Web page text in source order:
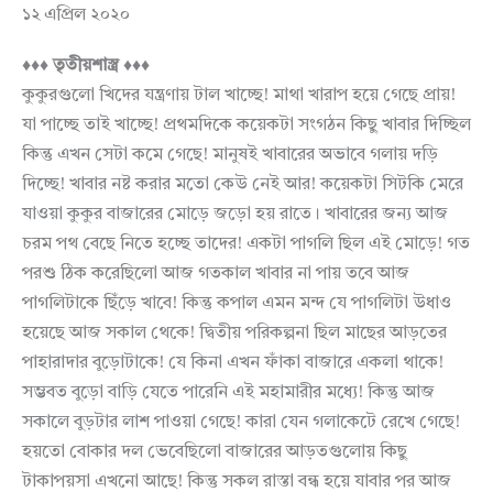
১২ এপ্রিল ২০২০
♦♦♦ তৃতীয়শাস্ত্র ♦♦♦
কুকুরগুলো খিদের যন্ত্রণায় টাল খাচ্ছে! মাথা খারাপ হয়ে গেছে প্রায়!
যা পাচ্ছে তাই খাচ্ছে! প্রথমদিকে কয়েকটা সংগঠন কিছু খাবার দিচ্ছিল
কিন্তু এখন সেটা কমে গেছে! মানুষই খাবারের অভাবে গলায় দড়ি
দিচ্ছে! খাবার নষ্ট করার মতো কেউ নেই আর! কয়েকটা সিটকি মেরে
যাওয়া কুকুর বাজারের মোড়ে জড়ো হয় রাতে। খাবারের জন্য আজ
চরম পথ বেছে নিতে হচ্ছে তাদের! একটা পাগলি ছিল এই মোড়ে! গত
পরশু ঠিক করেছিলো আজ গতকাল খাবার না পায় তবে আজ
পাগলিটাকে ছিঁড়ে খাবে! কিন্তু কপাল এমন মন্দ যে পাগলিটা উধাও
হয়েছে আজ সকাল থেকে! দ্বিতীয় পরিকল্পনা ছিল মাছের আড়তের
পাহারাদার বুড়োটাকে! যে কিনা এখন ফাঁকা বাজারে একলা থাকে!
সম্ভবত বুড়ো বাড়ি যেতে পারেনি এই মহামারীর মধ্যে! কিন্তু আজ
সকালে বুড়টার লাশ পাওয়া গেছে! কারা যেন গলাকেটে রেখে গেছে!
হয়তো বোকার দল ভেবেছিলো বাজারের আড়তগুলোয় কিছু
টাকাপয়সা এখনো আছে! কিন্তু সকল রাস্তা বন্ধ হয়ে যাবার পর আজ